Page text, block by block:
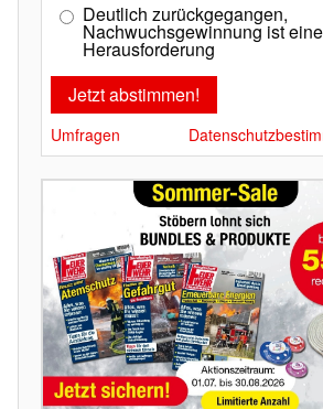
Deutlich zurückgegangen,
Nachwuchsgewinnung ist
Herausforderung
Umfragen